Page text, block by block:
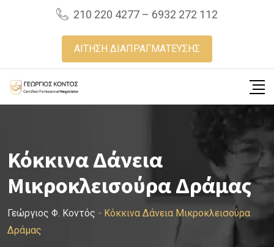
210 220 4277 – 6932 272 112
ΑΙΤΗΣΗ ΔΙΑΠΡΑΓΜΑΤΕΥΣΗΣ
Κόκκινα Δάνεια
Μικροκλεισούρα Δράμας
Γεώργιος Φ. Κοντός - Κόκκινα Δάνεια Μικροκλεισούρα
Δράμας